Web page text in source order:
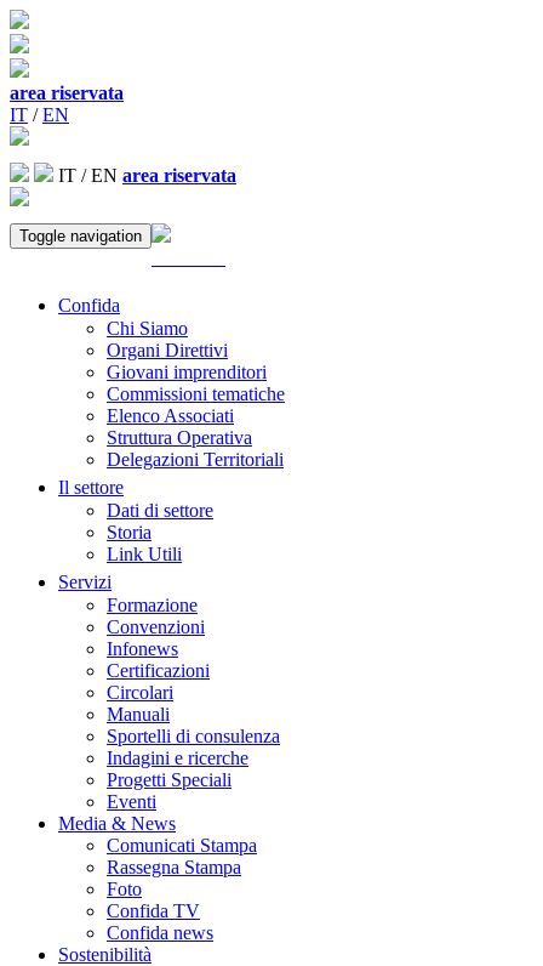
area riservata
IT /EN
IT /EN area riservata
Toggle navigation
Confida
Chi Siamo
Organi Direttivi
Giovani imprenditori
Commissioni tematiche
Elenco Associati
Struttura Operativa
Delegazioni Territoriali
Il settore
Dati di settore
Storia
Link Utili
Servizi
Formazione
Convenzioni
Infonews
Certificazioni
Circolari
Manuali
Sportelli di consulenza
Indagini e ricerche
Progetti Speciali
Eventi
Media & News
Comunicati Stampa
Rassegna Stampa
Foto
Confida TV
Confida news
Sostenibilità